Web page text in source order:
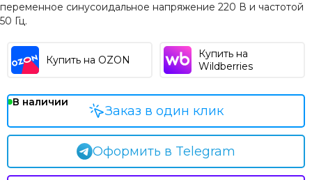
переменное синусоидальное напряжение 220 В и частотой
50 Гц.
Купить на OZON
Купить на
Wildberries
В наличии
Оформить в Telegram
Заказ в один клик